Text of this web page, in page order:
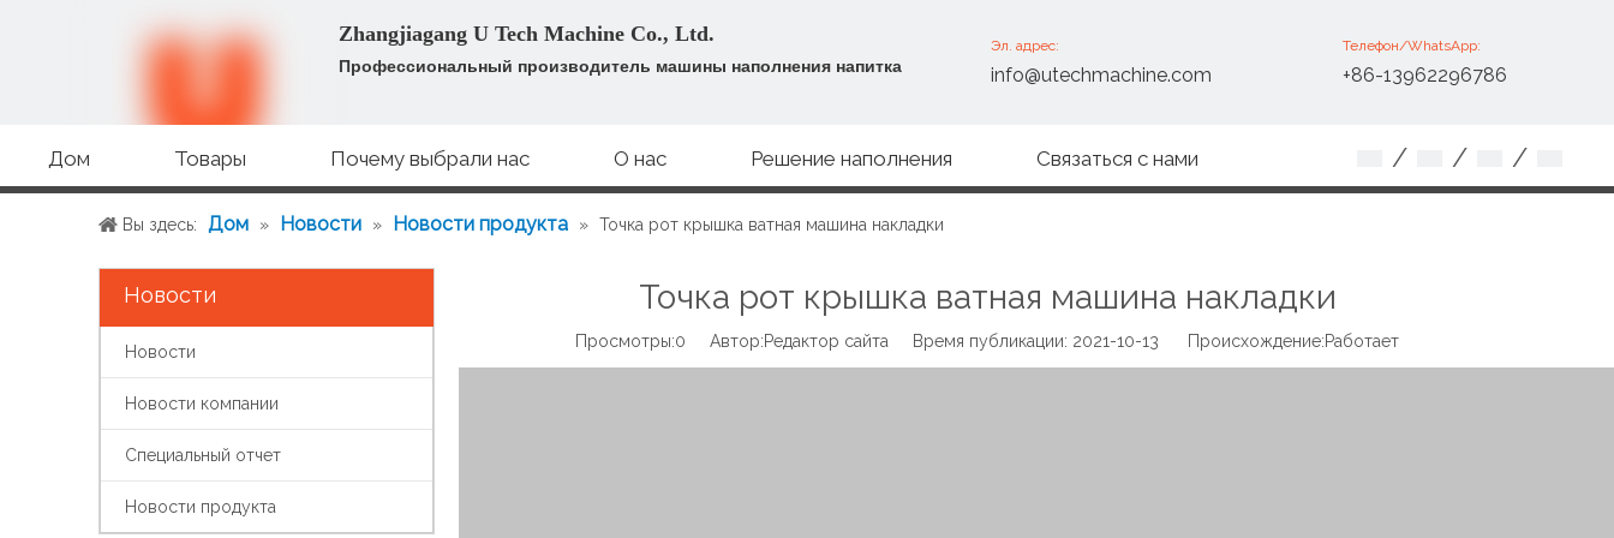
Zhangjiagang U Tech Machine Co., Ltd.
Профессиональный производитель машины наполнения напитка
Эл. адрес:
info@utechmachine.com
Телефон/WhatsApp:
+86-13962296786
Дом Товары Почему выбрали нас О нас Решение наполнения Связаться с нами / / /
Вы здесь: Дом » Новости » Новости продукта » Точка рот крышка ватная машина накладки
Новости
Новости
Новости компании
Специальный отчет
Новости продукта
Точка рот крышка ватная машина накладки
Просмотры:0 Автор:Pедактор сайта Время публикации: 2021-10-13 Происхождение:Работает